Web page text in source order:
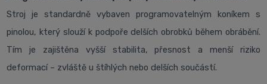
Stroj je standardně vybaven programovatelným koníkem s
pinolou, který slouží k podpoře delších obrobků během obrábění.
Tím je zajištěna vyšší stabilita, přesnost a menší riziko
deformací – zvláště u štíhlých nebo delších součástí.